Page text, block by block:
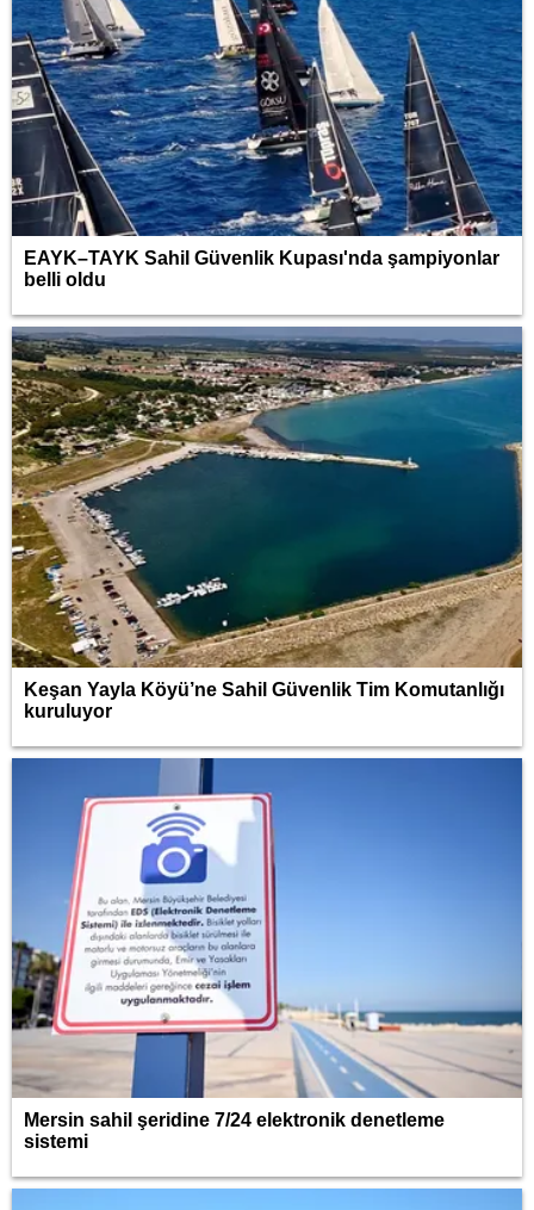
EAYK–TAYK Sahil Güvenlik Kupası'nda şampiyonlar
belli oldu
Keşan Yayla Köyü’ne Sahil Güvenlik Tim Komutanlığı
kuruluyor
Mersin sahil şeridine 7/24 elektronik denetleme
sistemi